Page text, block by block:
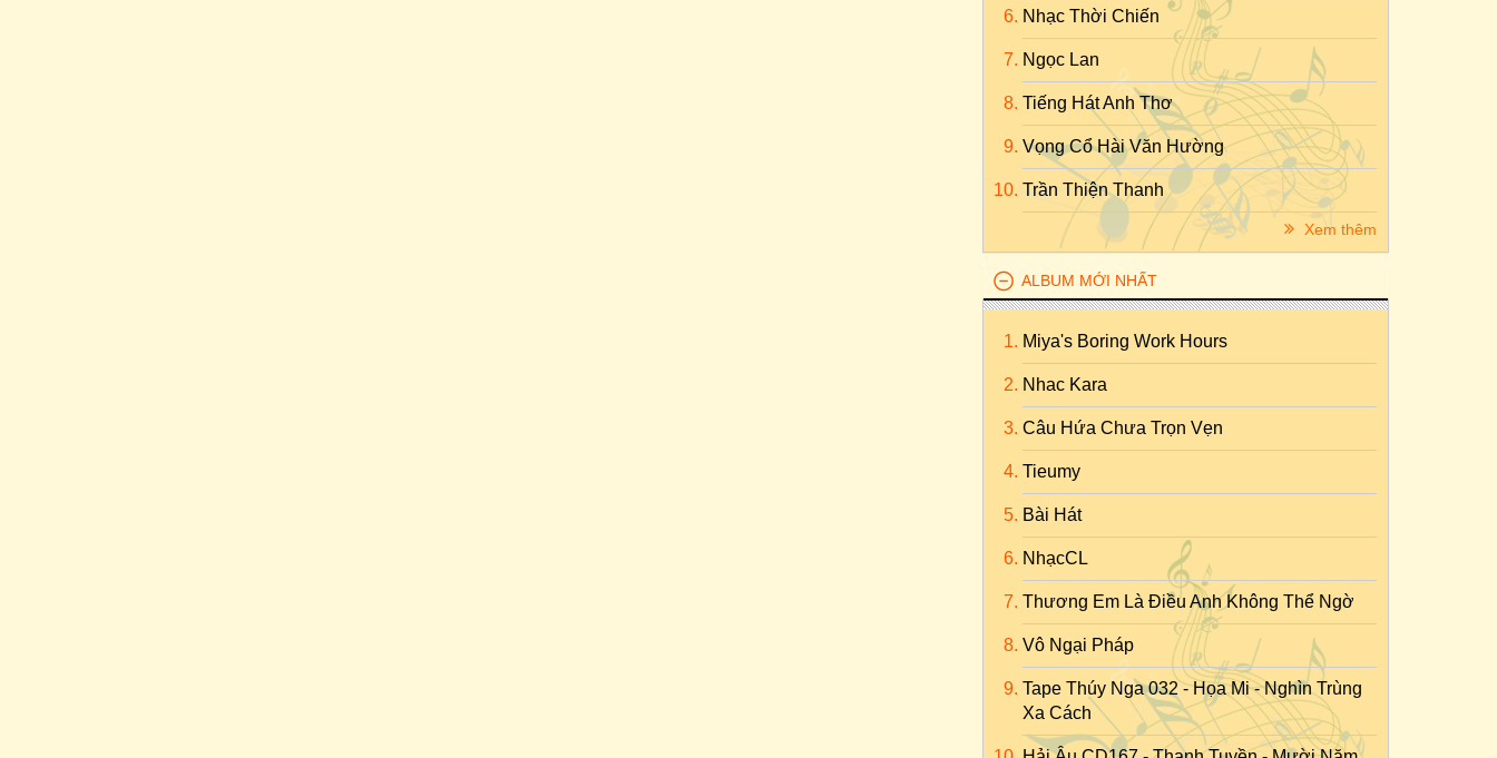
Nhạc Thời Chiến
Ngọc Lan
Tiếng Hát Anh Thơ
Vọng Cổ Hài Văn Hường
Trần Thiện Thanh
Xem thêm
ALBUM MỚI NHẤT
Miya's Boring Work Hours
Nhac Kara
Câu Hứa Chưa Trọn Vẹn
Tieumy
Bài Hát
NhạcCL
Thương Em Là Điều Anh Không Thể Ngờ
Vô Ngại Pháp
Tape Thúy Nga 032 - Họa Mi - Nghìn Trùng
Xa Cách